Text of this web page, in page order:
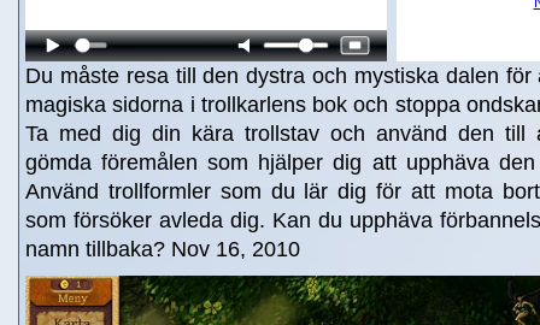
Du måste resa till den dystra och mystiska dalen
magiska sidorna i trollkarlens bok och stoppa
Ta med dig din kära trollstav och använd den till
gömda föremålen som hjälper dig att upphäva
Använd trollformler som du lär dig för att mota
som försöker avleda dig. Kan du upphäva
namn tillbaka? Nov 16, 2010